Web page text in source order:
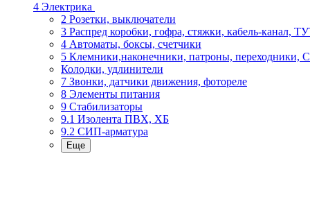
4 Электрика
2 Розетки, выключатели
3 Распред коробки, гофра, стяжки, кабель-канал,
4 Автоматы, боксы, счетчики
5 Клемники,наконечники, патроны, переходники,
Колодки, удлинители
7 Звонки, датчики движения, фотореле
8 Элементы питания
9 Стабилизаторы
9.1 Изолента ПВХ, ХБ
9.2 СИП-арматура
Еще